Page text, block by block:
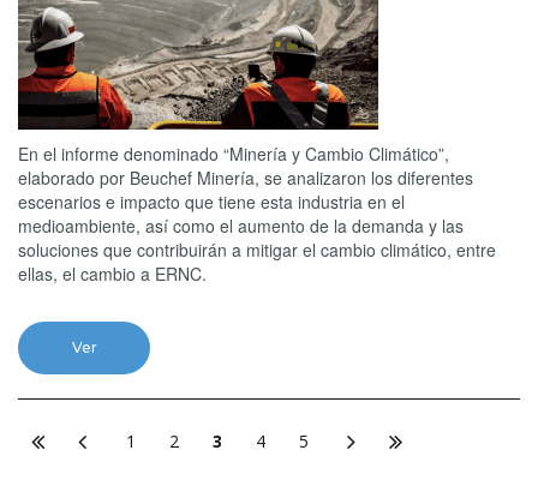
En el informe denominado “Minería y Cambio Climático”,
elaborado por Beuchef Minería, se analizaron los diferentes
escenarios e impacto que tiene esta industria en el
medioambiente, así como el aumento de la demanda y las
soluciones que contribuirán a mitigar el cambio climático, entre
ellas, el cambio a ERNC.
Ver
1 2 3 4 5